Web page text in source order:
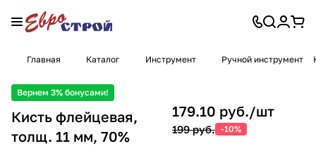
Главная Каталог Инструмент Ручной инструмент
Вернем 3% бонусами!
Кисть флейцевая,
толщ. 11 мм, 70%
179.10 руб./шт
199 руб. -10%